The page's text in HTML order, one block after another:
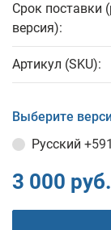
Срок поставки
версия):
Артикул (SKU):
Выберите
Русский
3 000 руб.